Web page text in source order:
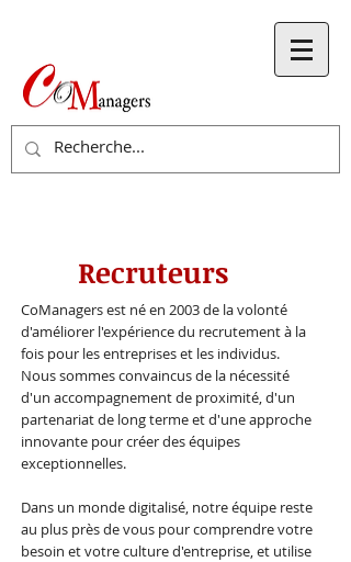
Recruteurs
CoManagers est né en 2003 de la volonté
d'améliorer l'expérience du recrutement à la
fois pour les entreprises et les individus.
Nous sommes convaincus de la nécessité
d'un accompagnement de proximité, d'un
partenariat de long terme et d'une approche
innovante pour créer des équipes
exceptionnelles.
Dans un monde digitalisé, notre équipe reste
au plus près de vous pour comprendre votre
besoin et votre culture d'entreprise, et utilise